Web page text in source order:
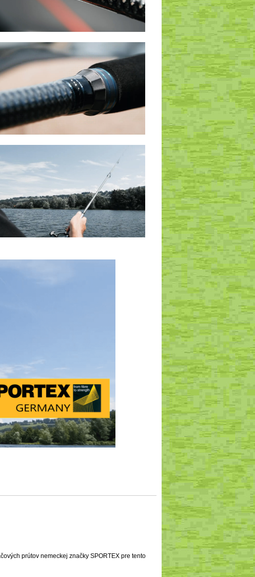
prútov nemeckej značky SPORTEX pre tento